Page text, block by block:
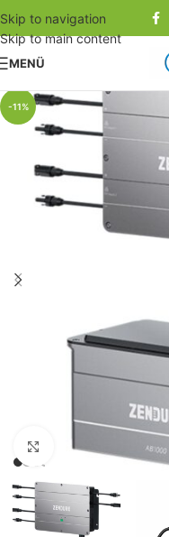
Skip to navigation
Skip to main content
MENÜ
Start/Solaranlagen
-11%
Klick zum Vergrößern